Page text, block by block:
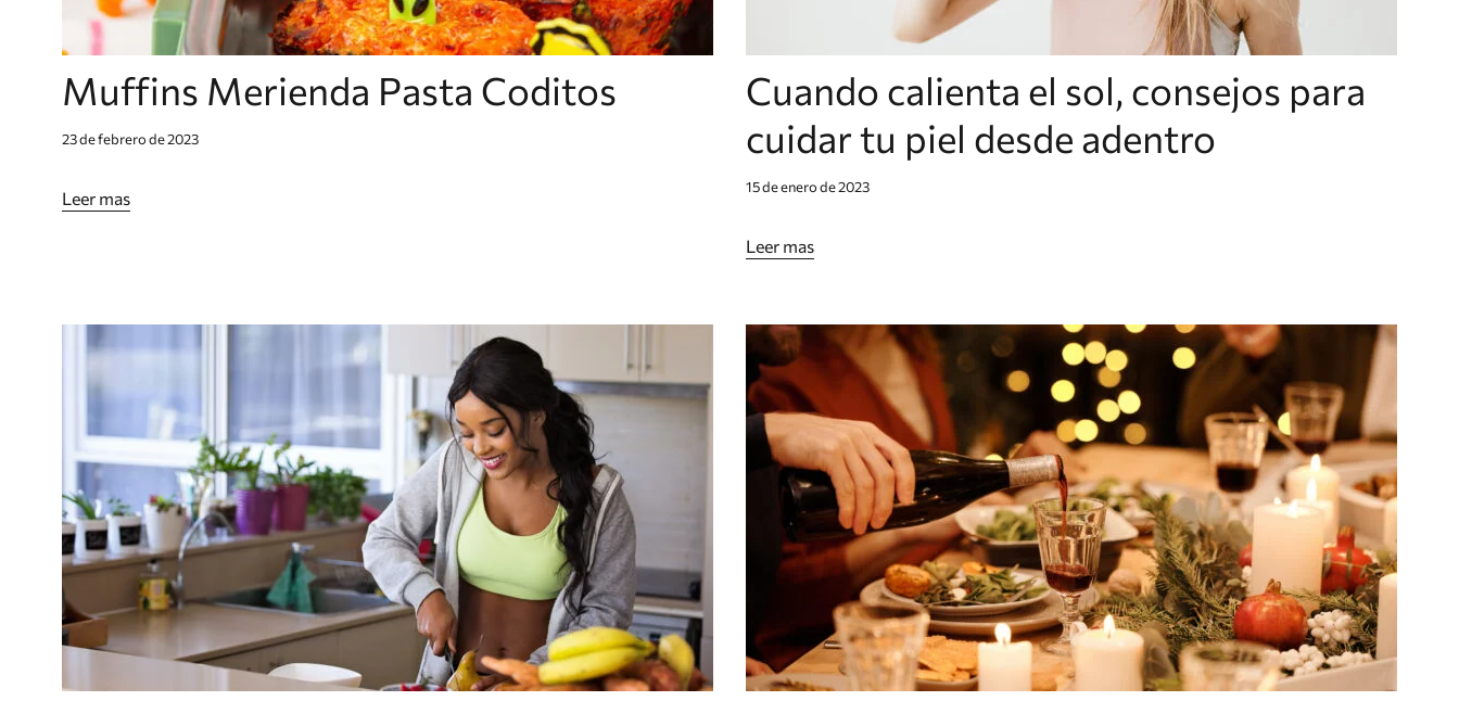
Muffins Merienda Pasta Coditos
23 de febrero de 2023
Leer mas
Cuando calienta el sol, consejos para
cuidar tu piel desde adentro
15 de enero de 2023
Leer mas